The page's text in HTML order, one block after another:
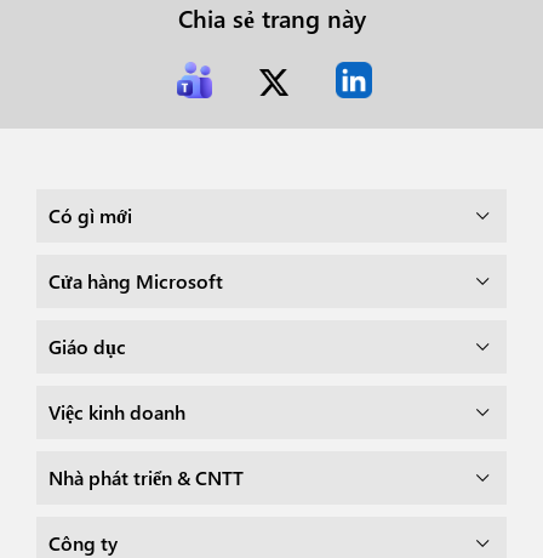
Chia sẻ trang này
Có gì mới
Cửa hàng Microsoft
Giáo dục
Việc kinh doanh
Nhà phát triển & CNTT
Công ty